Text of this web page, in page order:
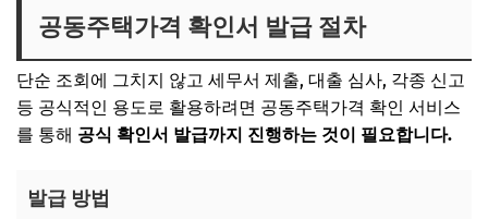
공동주택가격 확인서 발급 절차
단순 조회에 그치지 않고 세무서 제출, 대출 심사, 각종 신고
등 공식적인 용도로 활용하려면 공동주택가격 확인 서비스
를 통해 공식 확인서 발급까지 진행하는 것이 필요합니다.
발급 방법